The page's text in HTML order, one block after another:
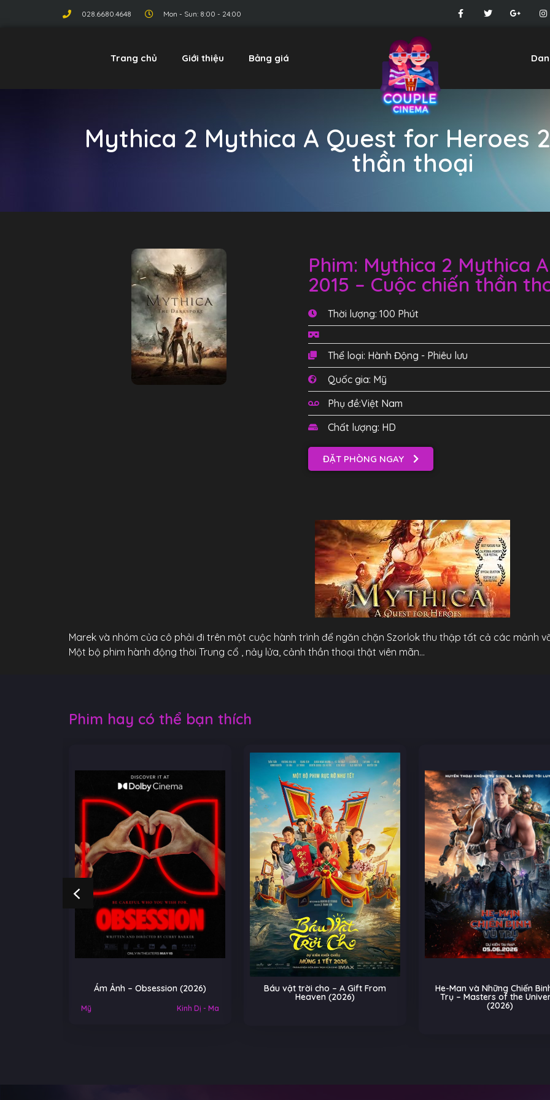
028.6680.4648 Mon - Sun: 8:00 - 24:00
Trang chủ Giới thiệu Bảng giá
Mythica 2 Mythica A Quest for Heroes
thần thoại
Phim: Mythica 2 Mythica
2015 – Cuộc chiến thần
Thời lượng: 100 Phút
Thể loại: Hành Động - Phiêu lưu
Quốc gia: Mỹ
Phụ đề:Việt Nam
Chất lượng: HD
ĐẶT PHÒNG NGAY
Marek và nhóm của cô phải đi trên một cuộc hành trình để ngăn chặn Szorlok thu thập tất cả các mảnh
Một bộ phim hành động thời Trung cổ , nảy lửa, cảnh thần thoại thật viên mãn…
Phim hay có thể bạn thích
Ám Ảnh – Obsession (2026)
Mỹ Kinh Dị - Ma
Báu vật trời cho – A Gift From
Heaven (2026)
He-Man và Những Chiến
Trụ – Masters of the
(2026)